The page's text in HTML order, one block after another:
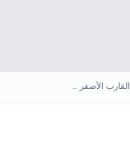
جولة القارب الأصفر دبي